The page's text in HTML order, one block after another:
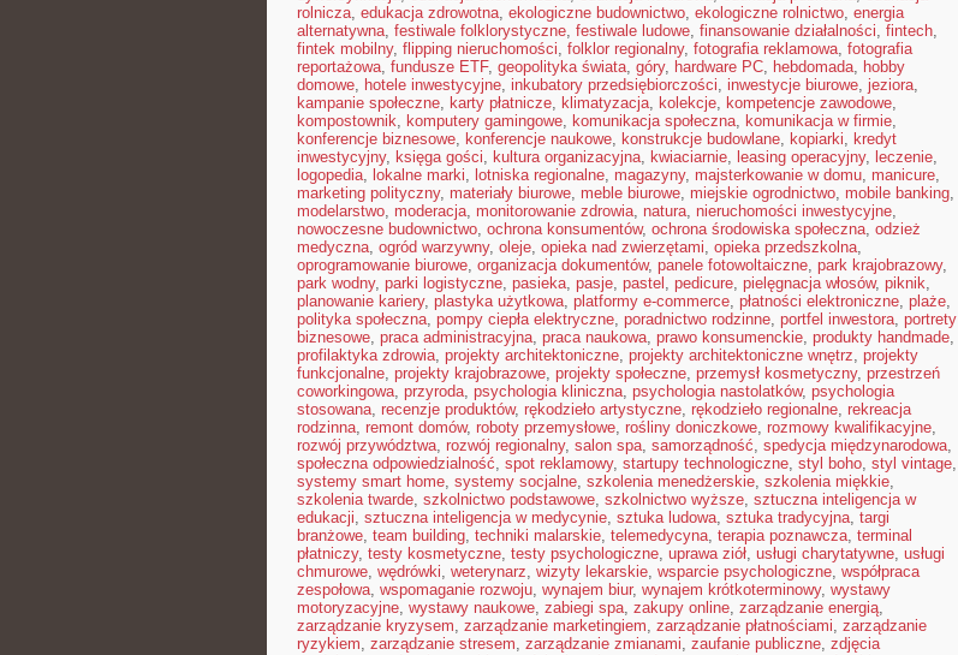
rolnicza, edukacja zdrowotna, ekologiczne budownictwo, ekologiczne rolnictwo, energia
alternatywna, festiwale folklorystyczne, festiwale ludowe, finansowanie działalności, fintech,
fintek mobilny, flipping nieruchomości, folklor regionalny, fotografia reklamowa, fotografia
reportażowa, fundusze ETF, geopolityka świata, góry, hardware PC, hebdomada, hobby
domowe, hotele inwestycyjne, inkubatory przedsiębiorczości, inwestycje biurowe, jeziora,
kampanie społeczne, karty płatnicze, klimatyzacja, kolekcje, kompetencje zawodowe,
kompostownik, komputery gamingowe, komunikacja społeczna, komunikacja w firmie,
konferencje biznesowe, konferencje naukowe, konstrukcje budowlane, kopiarki, kredyt
inwestycyjny, księga gości, kultura organizacyjna, kwiaciarnie, leasing operacyjny, leczenie,
logopedia, lokalne marki, lotniska regionalne, magazyny, majsterkowanie w domu, manicure,
marketing polityczny, materiały biurowe, meble biurowe, miejskie ogrodnictwo, mobile banking,
modelarstwo, moderacja, monitorowanie zdrowia, natura, nieruchomości inwestycyjne,
nowoczesne budownictwo, ochrona konsumentów, ochrona środowiska społeczna, odzież
medyczna, ogród warzywny, oleje, opieka nad zwierzętami, opieka przedszkolna,
oprogramowanie biurowe, organizacja dokumentów, panele fotowoltaiczne, park krajobrazowy,
park wodny, parki logistyczne, pasieka, pasje, pastel , pedicure, pielęgnacja włosów, piknik,
planowanie kariery, plastyka użytkowa, platformy e-commerce, płatności elektroniczne, plaże,
polityka społeczna, pompy ciepła elektryczne, poradnictwo rodzinne, portfel inwestora, portrety
biznesowe, praca administracyjna, praca naukowa, prawo konsumenckie, produkty handmade,
profilaktyka zdrowia, projekty architektoniczne, projekty architektoniczne wnętrz, projekty
funkcjonalne, projekty krajobrazowe, projekty społeczne, przemysł kosmetyczny, przestrzeń
coworkingowa, przyroda, psychologia kliniczna, psychologia nastolatków, psychologia
stosowana, recenzje produktów, rękodzieło artystyczne, rękodzieło regionalne, rekreacja
rodzinna, remont domów, roboty przemysłowe, rośliny doniczkowe, rozmowy kwalifikacyjne,
rozwój przywództwa, rozwój regionalny, salon spa, samorządność, spedycja międzynarodowa,
społeczna odpowiedzialność, spot reklamowy, startupy technologiczne, styl boho, styl vintage,
systemy smart home, systemy socjalne, szkolenia menedżerskie, szkolenia miękkie,
szkolenia twarde, szkolnictwo podstawowe, szkolnictwo wyższe, sztuczna inteligencja w
edukacji, sztuczna inteligencja w medycynie, sztuka ludowa, sztuka tradycyjna, targi
branżowe, team building, techniki malarskie, telemedycyna, terapia poznawcza, terminal
płatniczy, testy kosmetyczne, testy psychologiczne, uprawa ziół, usługi charytatywne, usługi
chmurowe, wędrówki, weterynarz, wizyty lekarskie, wsparcie psychologiczne, współpraca
zespołowa, wspomaganie rozwoju, wynajem biur, wynajem krótkoterminowy, wystawy
motoryzacyjne, wystawy naukowe, zabiegi spa, zakupy online, zarządzanie energią,
zarządzanie kryzysem, zarządzanie marketingiem, zarządzanie płatnościami, zarządzanie
ryzykiem, zarządzanie stresem, zarządzanie zmianami, zaufanie publiczne, zdjęcia